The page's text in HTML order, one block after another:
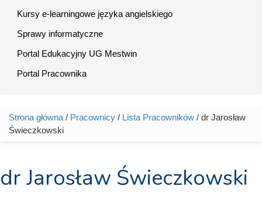
Kursy e-learningowe języka angielskiego
Sprawy informatyczne
Portal Edukacyjny UG Mestwin
Portal Pracownika
Jesteś tutaj
Strona główna / Pracownicy / Lista Pracowników / dr Jarosław
Świeczkowski
dr Jarosław Świeczkowski